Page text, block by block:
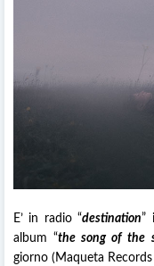
E’ in radio “destination”
album “the song of the
giorno (Maqueta